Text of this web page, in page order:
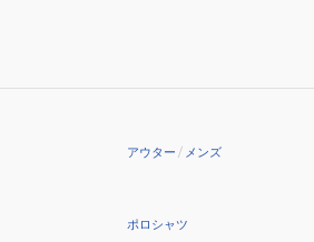
アウター / メンズ
ポロシャツ